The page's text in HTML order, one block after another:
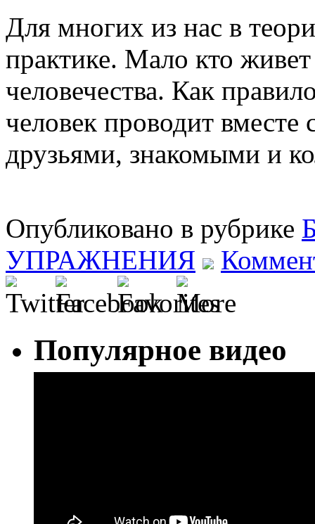
Для многих из нас в
практике. Мало кто
человечества. Как
человек проводит
друзьями, знакомыми и
Опубликовано в рубрике
УПРАЖНЕНИЯ
Популярное видео